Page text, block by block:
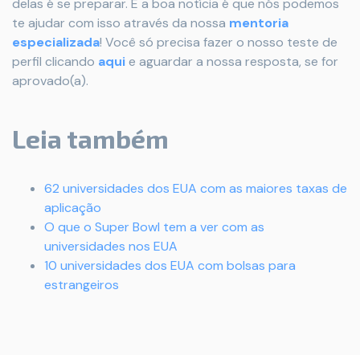
delas é se preparar. E a boa notícia é que nós podemos
te ajudar com isso através da nossa mentoria
especializada! Você só precisa fazer o nosso teste de
perfil clicando aquie aguardar a nossa resposta, se for
aprovado(a).
Leia também
62 universidades dos EUA com as maiores taxas de
aplicação
O que o Super Bowl tem a ver com as
universidades nos EUA
10 universidades dos EUA com bolsas para
estrangeiros